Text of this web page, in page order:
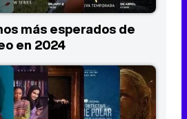
más esperados de
en 2024